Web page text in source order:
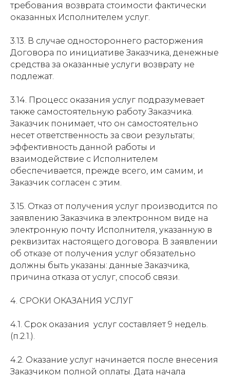
требования возврата стоимости фактически
оказанных Исполнителем услуг.
3.13. В случае одностороннего расторжения
Договора по инициативе Заказчика, денежные
средства за оказанные услуги возврату не
подлежат.
3.14. Процесс оказания услуг подразумевает
также самостоятельную работу Заказчика.
Заказчик понимает, что он самостоятельно
несет ответственность за свои результаты;
эффективность данной работы и
взаимодействие с Исполнителем
обеспечивается, прежде всего, им самим, и
Заказчик согласен с этим.
3.15. Отказ от получения услуг производится по
заявлению Заказчика в электронном виде на
электронную почту Исполнителя, указанную в
реквизитах настоящего договора. В заявлении
об отказе от получения услуг обязательно
должны быть указаны: данные Заказчика,
причина отказа от услуг, способ связи.
4. СРОКИ ОКАЗАНИЯ УСЛУГ
4.1. Срок оказания услуг составляет 9 недель.
(п.2.1.).
4.2. Оказание услуг начинается после внесения
Заказчиком полной оплаты. Дата начала